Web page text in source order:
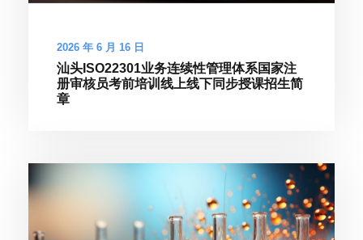
2026 年 6 月 16 日
汕头ISO22301业务连续性管理体系国家注
册审核员考前培训线上线下同步授课招生简
章